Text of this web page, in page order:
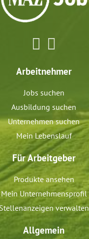
Arbeitnehmer
Jobs suchen
Ausbildung suchen
Unternehmen suchen
Mein Lebenslauf
Für Arbeitgeber
Produkte ansehen
Mein Unternehmensprofil
Stellenanzeigen verwalten
Allgemein